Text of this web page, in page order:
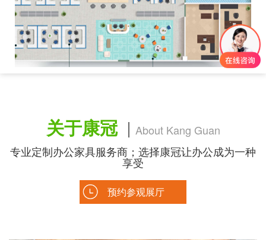
关于康冠
About Kang Guan
专业定制办公家具服务商；选择康冠让办公成为一种
享受
预约参观展厅